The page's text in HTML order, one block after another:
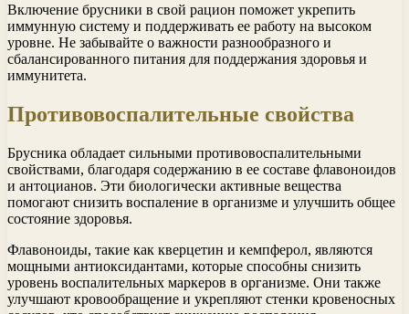
Включение брусники в свой рацион поможет укрепить
иммунную систему и поддерживать ее работу на высоком
уровне. Не забывайте о важности разнообразного и
сбалансированного питания для поддержания здоровья и
иммунитета.
Противовоспалительные свойства
Брусника обладает сильными противовоспалительными
свойствами, благодаря содержанию в ее составе флавоноидов
и антоцианов. Эти биологически активные вещества
помогают снизить воспаление в организме и улучшить общее
состояние здоровья.
Флавоноиды, такие как кверцетин и кемпферол, являются
мощными антиоксидантами, которые способны снизить
уровень воспалительных маркеров в организме. Они также
улучшают кровообращение и укрепляют стенки кровеносных